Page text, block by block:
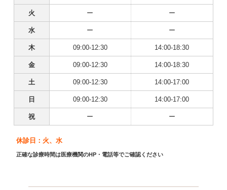
火 ー ー
水 ー ー
木 09:00-12:30 14:00-18:30
金 09:00-12:30 14:00-18:30
土 09:00-12:30 14:00-17:00
日 09:00-12:30 14:00-17:00
祝 ー ー
休診日：火、水
正確な診療時間は医療機関のHP・電話等でご確認ください